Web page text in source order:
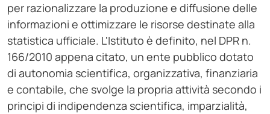
per razionalizzare la produzione e diffusione delle
informazioni e ottimizzare le risorse destinate alla
statistica ufficiale. L'Istituto è definito, nel DPR n.
166/2010 appena citato, un ente pubblico dotato
di autonomia scientifica, organizzativa, finanziaria
e contabile, che svolge la propria attività secondo i
principi di indipendenza scientifica, imparzialità,